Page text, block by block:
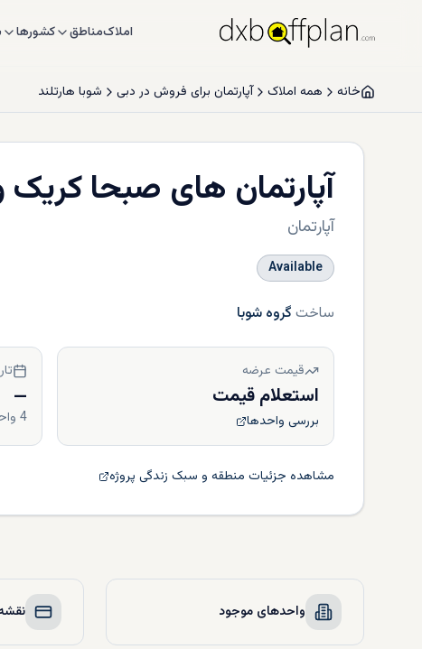
املاکمناطق کشورها
خانه همه املاک آپارتمان برای فروش در دبی شوبا هارتلند
آپارتمان های صبحا کریک
آپارتمان
Available
ساخت گروه شوبا
قیمت عرضه
استعلام قیمت
بررسی واحدها
—
4
مشاهده جزئیات منطقه و سبک زندگی پروژه
واحدهای موجود